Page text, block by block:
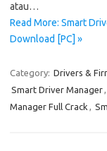
atau…
Read More: Smart
Download [PC] »
Category: Drivers &
Smart Driver Manager,
Manager Full Crack ,